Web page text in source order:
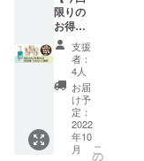
合があ
りま
す。
ない、
杉にゃ
んだけ
の揮発
性有効
成分の
チカラ
をお試
しくだ
さい。
計：
3330円
※ご注文
状況、
製造状
況の都
合等に
より出
荷時期
が前後
する場
限りの
お得な
早割】
・オー
ガニッ
ク猫砂
杉にゃ
ん 大粒
3袋：
3360円
（通常
支援
者：
4人
お届
け予
定：
2022
年10
月
こ
の